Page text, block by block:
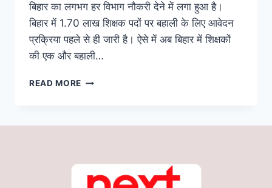
बिहार का लगभग हर विभाग नौकरी देने में लगा हुआ है।
बिहार में 1.70 लाख शिक्षक पदों पर बहाली के लिए आवेदन
प्रक्रिया पहले से ही जारी है। ऐसे में अब बिहार में शिक्षकों
की एक और बहाली…
READ MORE BIHAR
टीचरों